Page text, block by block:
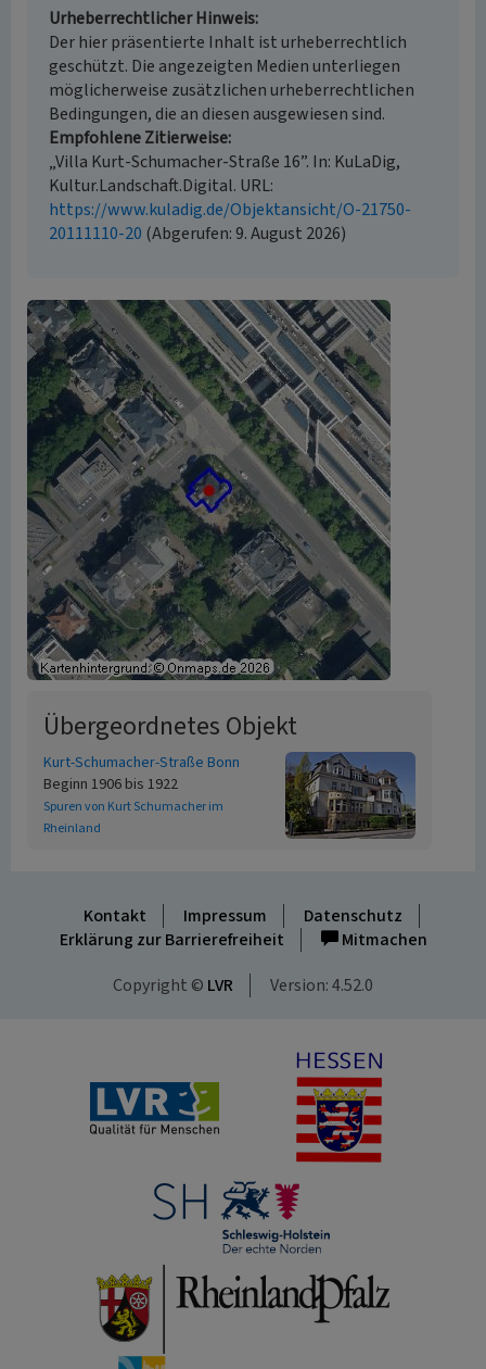
Urheberrechtlicher Hinweis
Der hier präsentierte Inhalt ist urheberrechtlich
geschützt. Die angezeigten Medien unterliegen
möglicherweise zusätzlichen urheberrechtlichen
Bedingungen, die an diesen ausgewiesen sind.
Empfohlene Zitierweise
„Villa Kurt-Schumacher-Straße 16”. In: KuLaDig,
Kultur.Landschaft.Digital. URL:
https://www.kuladig.de/Objektansicht/O-21750-
20111110-20 (Abgerufen: 9. August 2026)
Übergeordnetes Objekt
Kurt-Schumacher-Straße Bonn
Beginn 1906 bis 1922
Spuren von Kurt Schumacher im
Rheinland
Kontakt Impressum
Datenschutz
Erklärung zur Barrierefreiheit
Mitmachen
Copyright © LVR Version: 4.52.0